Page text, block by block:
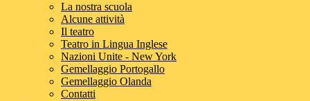
La nostra scuola
Alcune attività
Il teatro
Teatro in Lingua Inglese
Nazioni Unite - New York
Gemellaggio Portogallo
Gemellaggio Olanda
Contatti